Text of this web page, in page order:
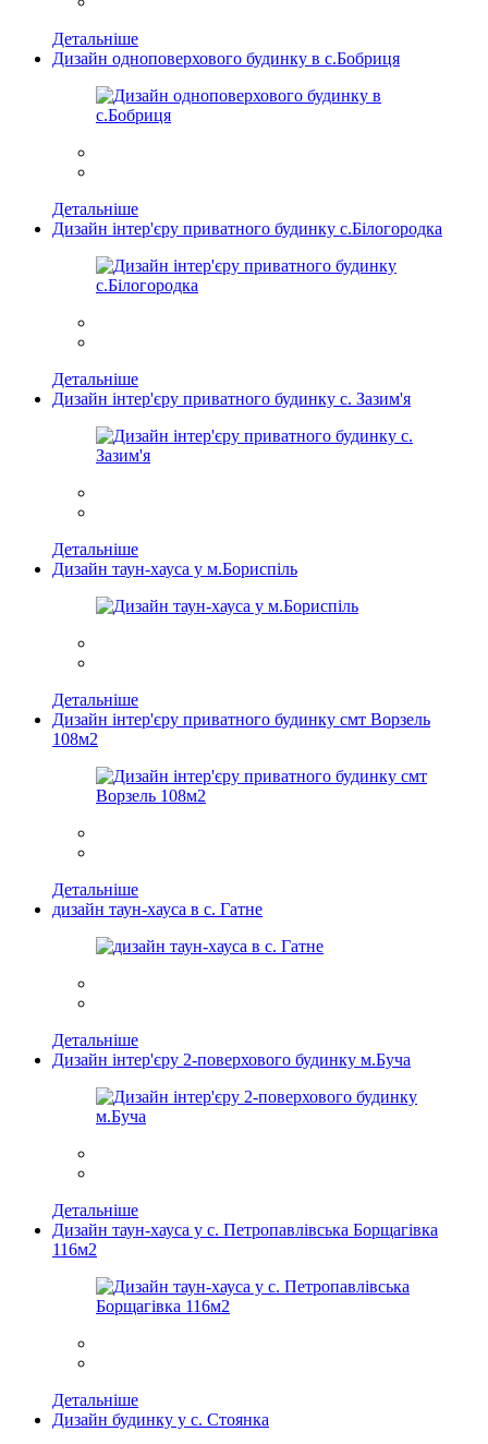
Детальніше
Дизайн одноповерхового будинку в с.Бобриця
Детальніше
Дизайн інтер'єру приватного будинку с.Білогородка
Детальніше
Дизайн інтер'єру приватного будинку с. Зазим'я
Детальніше
Дизайн таун-хауса у м.Бориспіль
Детальніше
Дизайн інтер'єру приватного будинку смт Ворзель
108м2
Детальніше
дизайн таун-хауса в с. Гатне
Детальніше
Дизайн інтер'єру 2-поверхового будинку м.Буча
Детальніше
Дизайн таун-хауса у с. Петропавлівська Борщагівка
116м2
Детальніше
Дизайн будинку у с. Стоянка